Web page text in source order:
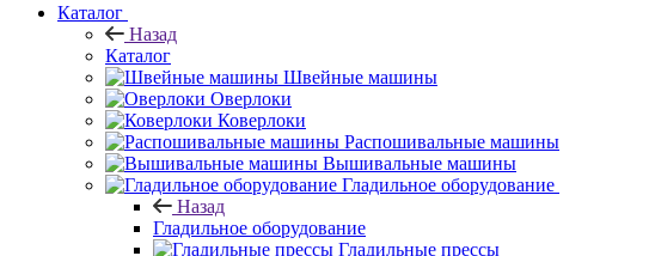
Каталог
Назад
Каталог
Швейные машины
Оверлоки
Коверлоки
Распошивальные машины
Вышивальные машины
Гладильное оборудование
Назад
Гладильное оборудование
Гладильные прессы